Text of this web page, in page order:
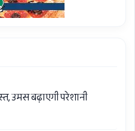
उमस बढ़ाएगी परेशानी